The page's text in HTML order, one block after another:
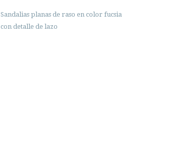
Sandalias planas de raso en color fucsia
con detalle de lazo